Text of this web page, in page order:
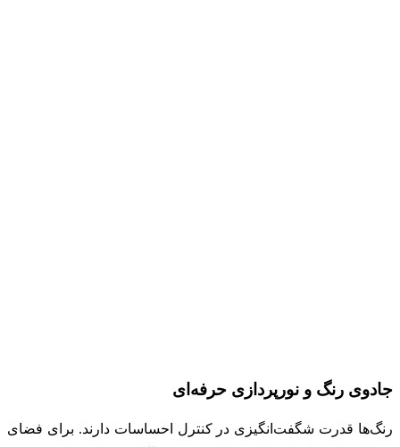
جادوی رنگ و نورپردازی حرفه‌ای
رنگ‌ها قدرت شگفت‌انگیزی در کنترل احساسات دارند. برای فضای